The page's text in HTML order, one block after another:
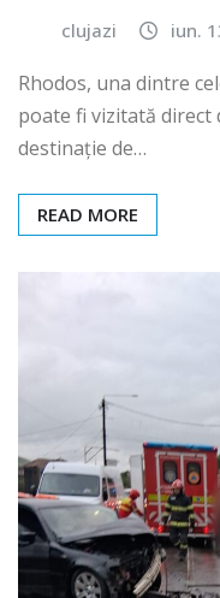
clujazi iun.
Rhodos, una dintre
poate fi vizitată direct
destinație de…
READ MORE